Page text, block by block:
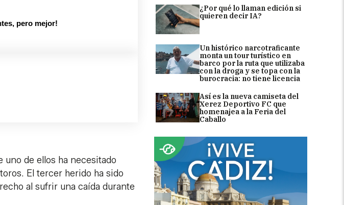
¿Por qué lo llaman edición si
quieren decir IA?
Un histórico narcotraficante
monta un tour turístico en
barco por la ruta que utilizaba
con la droga y se topa con la
burocracia: no tiene licencia
Así es la nueva camiseta del
Xerez Deportivo FC que
homenajea a la Feria del
Caballo
pero mejor!
uno de ellos ha necesitado
El tercer herido ha sido
al sufrir una caída durante